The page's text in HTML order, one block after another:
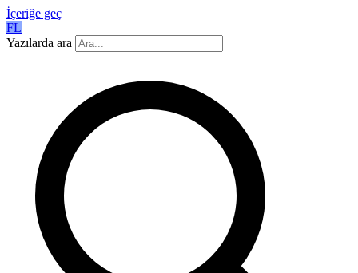
İçeriğe geç
FL
Yazılarda ara